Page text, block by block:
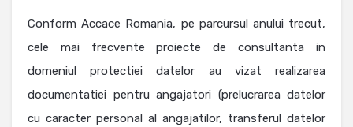
Conform Accace Romania, pe parcursul anului trecut,
cele mai frecvente proiecte de consultanta in
domeniul protectiei datelor au vizat realizarea
documentatiei pentru angajatori (prelucrarea datelor
cu caracter personal al angajatilor, transferul datelor